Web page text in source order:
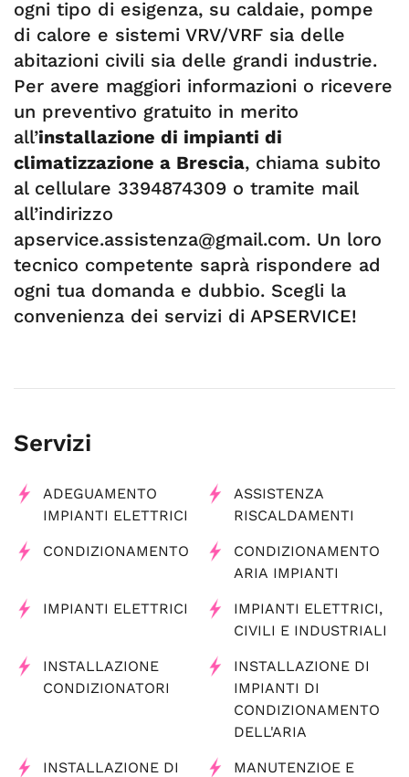
ogni tipo di esigenza, su caldaie, pompe
di calore e sistemi VRV/VRF sia delle
abitazioni civili sia delle grandi industrie.
Per avere maggiori informazioni o ricevere
un preventivo gratuito in merito
all’installazione di impianti di
climatizzazione a Brescia, chiama subito
al cellulare 3394874309 o tramite mail
all’indirizzo
apservice.assistenza@gmail.com. Un loro
tecnico competente saprà rispondere ad
ogni tua domanda e dubbio. Scegli la
convenienza dei servizi di APSERVICE!
Servizi
ADEGUAMENTO
IMPIANTI ELETTRICI
ASSISTENZA
RISCALDAMENTI
CONDIZIONAMENTO
CONDIZIONAMENTO
ARIA IMPIANTI
IMPIANTI ELETTRICI
IMPIANTI ELETTRICI,
CIVILI E INDUSTRIALI
INSTALLAZIONE
CONDIZIONATORI
INSTALLAZIONE DI
IMPIANTI DI
CONDIZIONAMENTO
DELL'ARIA
INSTALLAZIONE DI
MANUTENZIOE E